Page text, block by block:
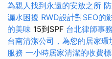
為親人找到永遠的安放之所
漏水困擾 RWD設計對SEO的
的美味 15到SPF 台北律師事
台南清潔公司，為您的居家
服務 一小時居家清潔的收費